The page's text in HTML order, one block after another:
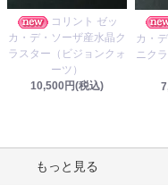
コリント ゼッ
カ・デ・ソーザ産水晶ク
ラスター（ビジョンクォ
ーツ）
10,500円(税込)
カ・
ニク
もっと見る